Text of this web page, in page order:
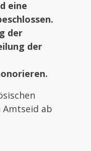
eine
der
der
Amtseid ab